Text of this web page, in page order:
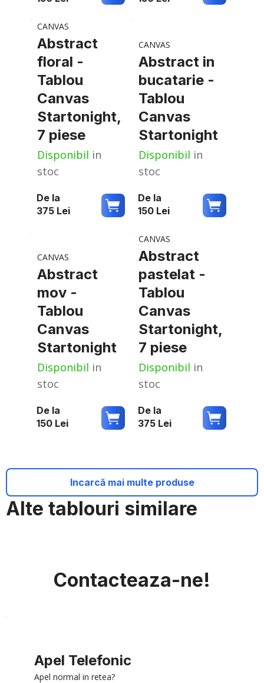
Alte tablouri similare
CANVAS
Abstract
floral -
Tablou
Canvas
Startonight,
7 piese
Disponibil in
stoc
De la
375 Lei
CANVAS
Abstract in
bucatarie -
Tablou
Canvas
Startonight
Disponibil in
stoc
De la
150 Lei
CANVAS
Abstract
mov -
Tablou
Canvas
Startonight
Disponibil in
stoc
De la
150 Lei
CANVAS
Abstract
pastelat -
Tablou
Canvas
Startonight,
7 piese
Disponibil in
stoc
De la
375 Lei
Incarcă mai multe produse
Contacteaza-ne!
Apel Telefonic
Apel normal in retea?